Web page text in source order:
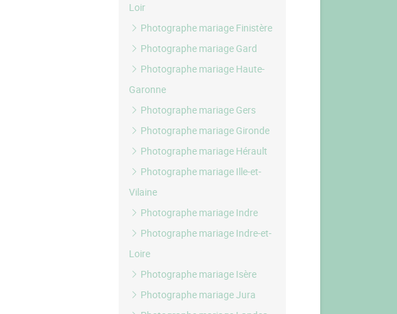
Loir
Photographe mariage Finistère
Photographe mariage Gard
Photographe mariage Haute-
Garonne
Photographe mariage Gers
Photographe mariage Gironde
Photographe mariage Hérault
Photographe mariage Ille-et-
Vilaine
Photographe mariage Indre
Photographe mariage Indre-et-
Loire
Photographe mariage Isère
Photographe mariage Jura